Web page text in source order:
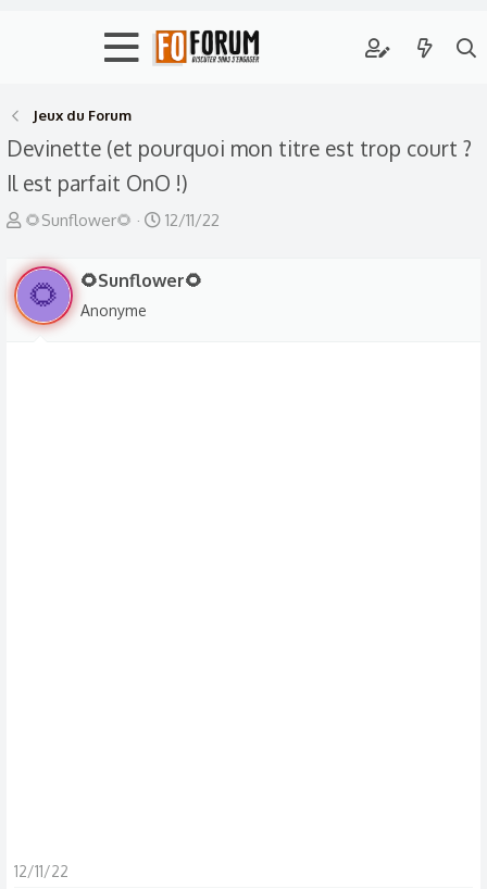
Jeux du Forum
Devinette (et pourquoi mon titre est trop court ?
Il est parfait OnO !)
A
t
e
u
🌻Sunflower🌻
D
t
12/11/22
🌻 🌻Sunflower🌻
Anonyme
12/11/22